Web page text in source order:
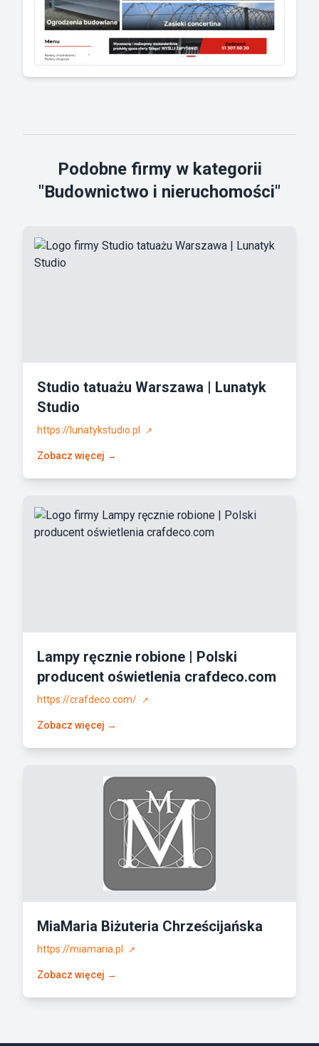
Podobne firmy w kategorii
"Budownictwo i nieruchomości"
Studio tatuażu Warszawa | Lunatyk
Studio
https://lunatykstudio.pl ↗
Zobacz więcej →
Lampy ręcznie robione | Polski
producent oświetlenia crafdeco.com
https://crafdeco.com/ ↗
Zobacz więcej →
MiaMaria Biżuteria Chrześcijańska
https://miamaria.pl ↗
Zobacz więcej →